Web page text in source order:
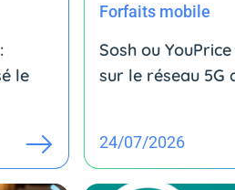
le
Forfaits mobile
Sosh ou
sur le réseau 5G
24/07/2026